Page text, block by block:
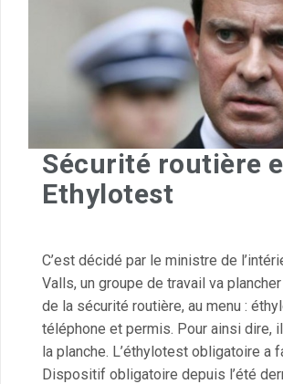
Sécurité routière
Ethylotest
C’est décidé par le ministre de
Valls, un groupe de travail va
de la sécurité routière, au menu :
téléphone et permis. Pour ainsi dire, il
la planche. L’éthylotest obligatoire a
Dispositif obligatoire depuis l’été